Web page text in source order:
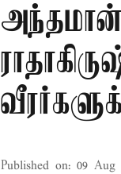
அந்தமான்
Published on: 09 Aug